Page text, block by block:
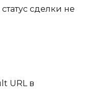
сделки не
URL в